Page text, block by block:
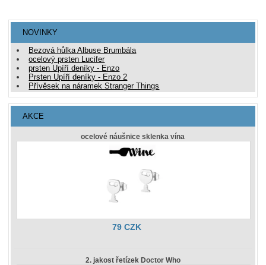
NOVINKY
Bezová hůlka Albuse Brumbála
ocelový prsten Lucifer
prsten Upíří deníky - Enzo
Prsten Upíří deníky - Enzo 2
Přívěsek na náramek Stranger Things
AKCE
ocelové náušnice sklenka vína
79 CZK
2. jakost řetízek Doctor Who